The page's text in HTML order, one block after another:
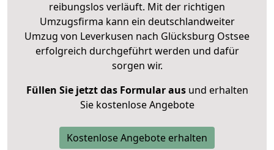
reibungslos verläuft. Mit der richtigen
Umzugsfirma kann ein deutschlandweiter
Umzug von Leverkusen nach Glücksburg Ostsee
erfolgreich durchgeführt werden und dafür
sorgen wir.
Füllen Sie jetzt das Formular ausund erhalten
Sie kostenlose Angebote
Kostenlose Angebote erhalten